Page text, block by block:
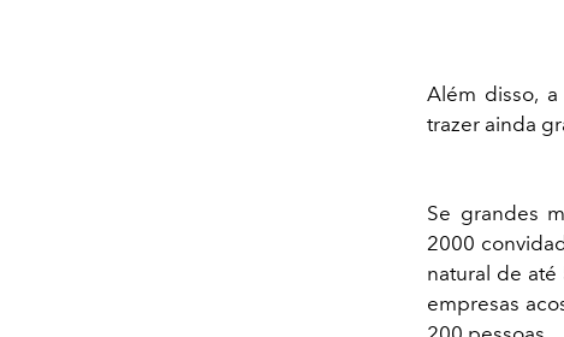
Além disso,
trazer ainda
Se grandes
2000
natural de até
empresas